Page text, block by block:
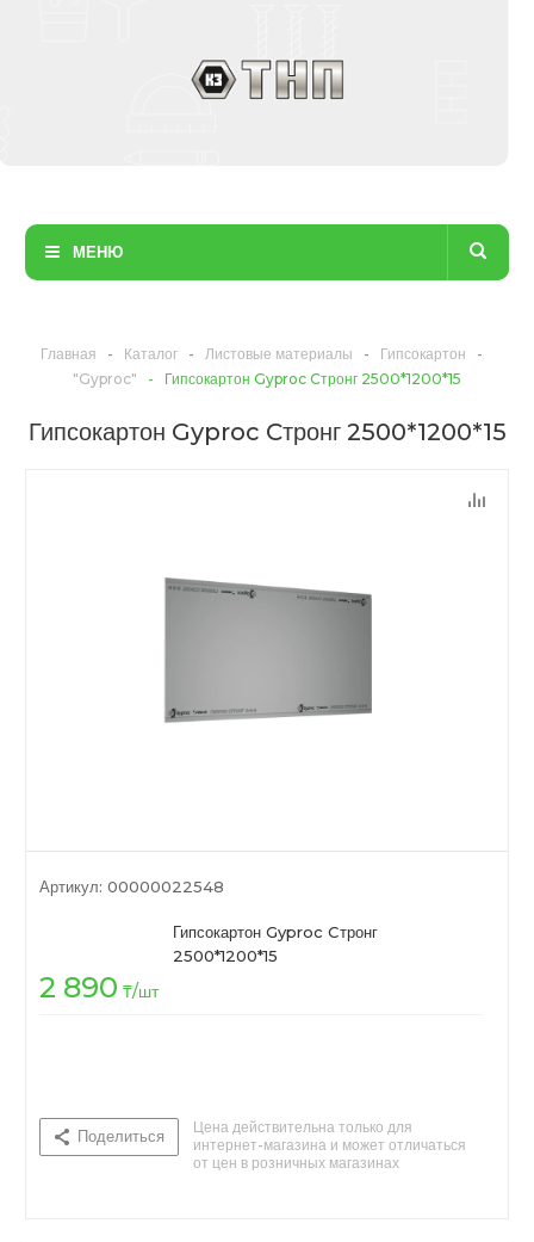
МЕНЮ
Главная - Каталог - Листовые материалы - Гипсокартон
-
"Gyproc"
- Гипсокартон Gyproc Cтронг 2500*1200*15
Гипсокартон Gyproc Cтронг 2500*1200*15
Артикул: 00000022548
Гипсокартон Gyproc Cтронг
2500*1200*15
2 890 ₸/шт
Поделиться
Цена действительна только для
интернет-магазина и может отличаться
от цен в розничных магазинах